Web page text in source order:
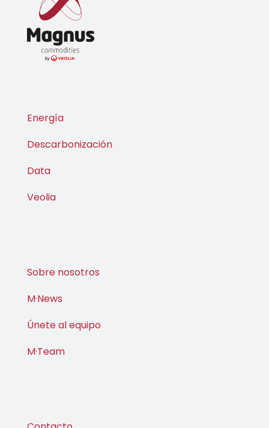
Energía
Descarbonización
Data
Veolia
Sobre nosotros
M·News
Únete al equipo
M·Team